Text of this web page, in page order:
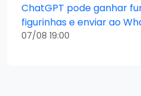
ChatGPT pode ganhar
figurinhas e enviar ao
07/08 19:00